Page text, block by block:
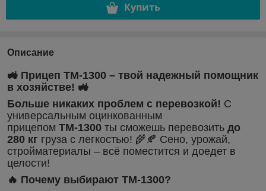
Купить
Описание
🚜 Прицеп ТМ-1300 – твой надежный помощник
в хозяйстве! 🚜
Больше никаких проблем с перевозкой! С
универсальным оцинкованным
прицепом ТМ-1300 ты сможешь перевозить до
280 кг груза с легкостью! 🌾🍂 Сено, урожай,
стройматериалы – всё поместится и доедет в
целости!
🔥 Почему выбирают ТМ-1300?